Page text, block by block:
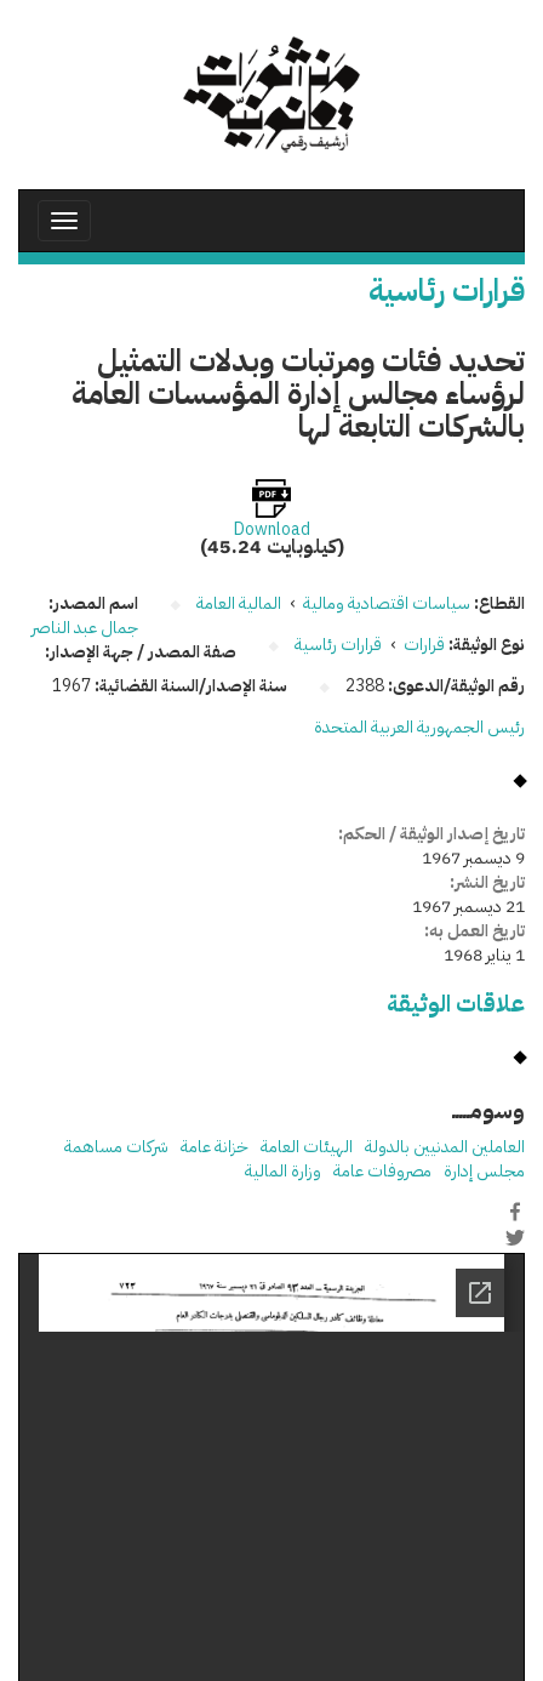
Toggle
قرارات رئاسية
تحديد فئات ومرتبات وبدلات التمثيل
لرؤساء مجالس إدارة المؤسسات العامة
بالشركات التابعة لها
Download
(45.24 كيلوبايت)
القطاع: سياسات اقتصادية ومالية › المالية العامة
نوع الوثيقة: قرارات › قرارات رئاسية
رقم الوثيقة/الدعوى:2388 سنة الإصدار/السنة القضائية:1967
اسم المصدر:
جمال عبد الناصر
صفة المصدر / جهة الإصدار:
رئيس الجمهورية العربية المتحدة
تاريخ إصدار الوثيقة / الحكم:
9 ديسمبر 1967
تاريخ النشر:
21 ديسمبر 1967
تاريخ العمل به:
1 يناير 1968
علاقات الوثيقة
وسومـــــ
العاملين المدنيين بالدولة الهيئات العامة خزانة عامة شركات مساهمة
مجلس إدارة مصروفات عامة وزارة المالية